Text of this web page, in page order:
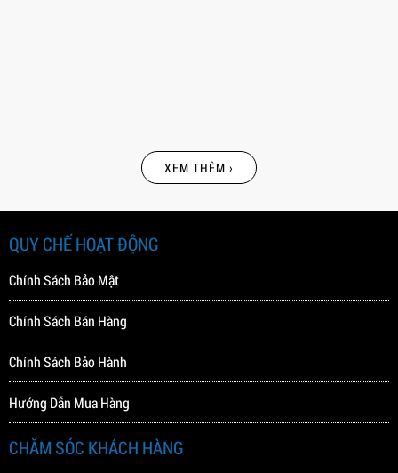
XEM THÊM ›
QUY CHẾ HOẠT ĐỘNG
Chính Sách Bảo Mật
Chính Sách Bán Hàng
Chính Sách Bảo Hành
Hướng Dẫn Mua Hàng
CHĂM SÓC KHÁCH HÀNG